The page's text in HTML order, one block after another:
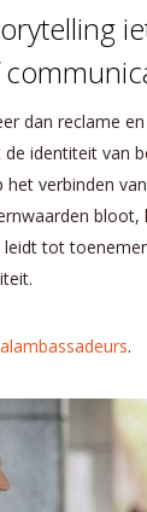
dan reclame
identiteit van
het verbinden
bloot,
tot
.